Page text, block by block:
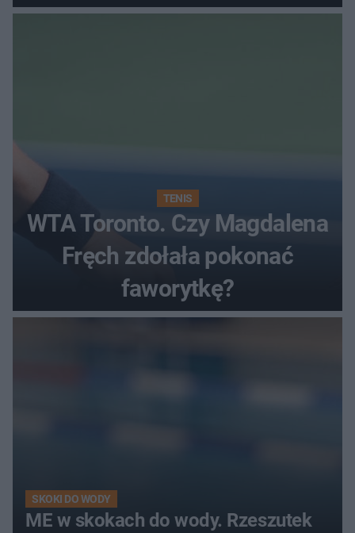
rundzie?
TENIS
WTA Toronto. Czy Magdalena
Fręch zdołała pokonać
faworytkę?
SKOKI DO WODY
ME w skokach do wody. Rzeszutek